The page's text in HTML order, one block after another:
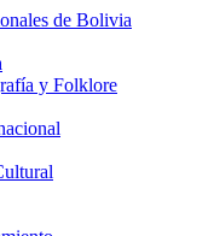
de Bolivia
y Folklore